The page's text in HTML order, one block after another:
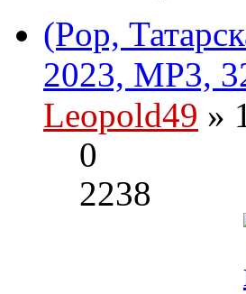
(Pop,
2023, MP3,
Leopold49 »
0
2238